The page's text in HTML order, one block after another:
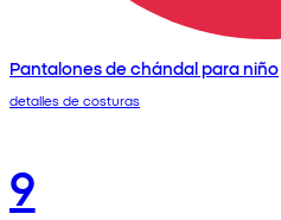
Pantalones de chándal para niño
detalles de costuras
9